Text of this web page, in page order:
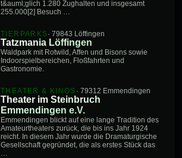
t&auml;glich 1.280 Zughalten und insgesamt
255.000[2] Besuch …
TIERPARKS· 79843 Löffingen
Tatzmania Löffingen
Waldpark mit Rotwild, Affen und Bisons sowie
Indoorspielbereichen, Floßfahrten und
Gastronomie.
THEATER & KINOS · 79312 Emmendingen
Theater im Steinbruch
Emmendingen e.V.
Emmendingen blickt auf eine lange Tradition des
Amateurtheaters zurück, die bis ins Jahr 1924
reicht. In diesem Jahr wurde die Dramaturgische
Gesellschaft gegründet, die als erstes Stück das
…